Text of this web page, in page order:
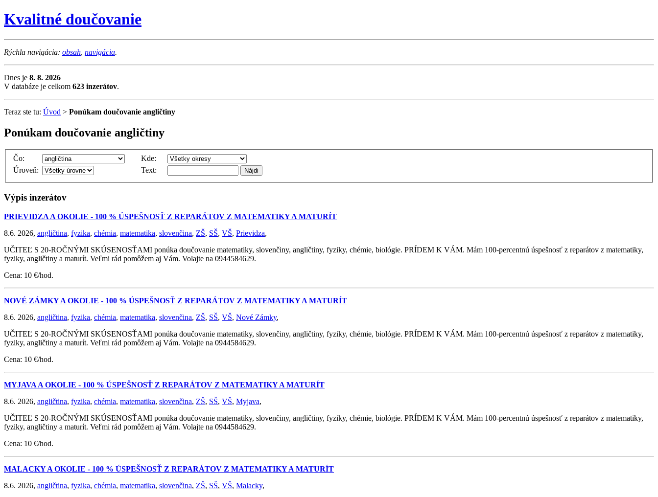
Kvalitné doučovanie
Rýchla navigácia: obsah navigácia.
Dnes je 8. 8. 2026
V databáze je celkom 623 inzerátov.
Teraz ste tu: Úvod > Ponúkam doučovanie angličtiny
Ponúkam doučovanie angličtiny
Čo:
Kde:
Úroveň:
Text:
Výpis inzerátov
PRIEVIDZA A OKOLIE - 100 % ÚSPEŠNOSŤ Z REPARÁTOV Z MATEMATIKY A MATURÍT
8.6. 2026, angličtina, fyzika, chémia, matematika, slovenčina, ZŠ, SŠ, VŠ, Prievidza,
UČITEĽ S 20-ROČNÝMI SKÚSENOSŤAMI ponúka doučovanie matematiky, slovenčiny, angličtiny, fyziky, chémie, biológie. PRÍDEM K VÁM. Mám 100-percentnú úspešnosť z reparátov z matematiky,
fyziky, angličtiny a maturít. Veľmi rád pomôžem aj Vám. Volajte na 0944584629.
Cena: 10 €/hod.
NOVÉ ZÁMKY A OKOLIE - 100 % ÚSPEŠNOSŤ Z REPARÁTOV Z MATEMATIKY A MATURÍT
8.6. 2026, angličtina, fyzika, chémia, matematika, slovenčina, ZŠ, SŠ, VŠ, Nové Zámky,
UČITEĽ S 20-ROČNÝMI SKÚSENOSŤAMI ponúka doučovanie matematiky, slovenčiny, angličtiny, fyziky, chémie, biológie. PRÍDEM K VÁM. Mám 100-percentnú úspešnosť z reparátov z matematiky,
fyziky, angličtiny a maturít. Veľmi rád pomôžem aj Vám. Volajte na 0944584629.
Cena: 10 €/hod.
MYJAVA A OKOLIE - 100 % ÚSPEŠNOSŤ Z REPARÁTOV Z MATEMATIKY A MATURÍT
8.6. 2026, angličtina, fyzika, chémia, matematika, slovenčina, ZŠ, SŠ, VŠ, Myjava,
UČITEĽ S 20-ROČNÝMI SKÚSENOSŤAMI ponúka doučovanie matematiky, slovenčiny, angličtiny, fyziky, chémie, biológie. PRÍDEM K VÁM. Mám 100-percentnú úspešnosť z reparátov z matematiky,
fyziky, angličtiny a maturít. Veľmi rád pomôžem aj Vám. Volajte na 0944584629.
Cena: 10 €/hod.
MALACKY A OKOLIE - 100 % ÚSPEŠNOSŤ Z REPARÁTOV Z MATEMATIKY A MATURÍT
8.6. 2026, angličtina, fyzika, chémia, matematika, slovenčina, ZŠ, SŠ, VŠ, Malacky,